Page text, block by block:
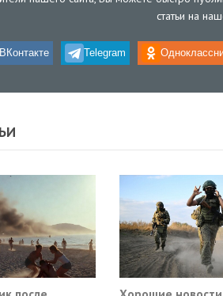
статьи на
ВКонтакте Telegram